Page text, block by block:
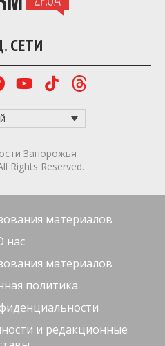
СЕТИ
Запорожья
Rights Reserved.
материалов
нас
материалов
политика
и редакционные